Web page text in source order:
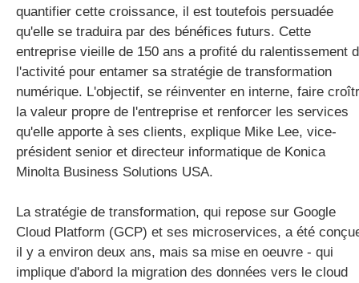
quantifier cette croissance, il est toutefois persuadée
qu'elle se traduira par des bénéfices futurs. Cette
entreprise vieille de 150 ans a profité du ralentissement
l'activité pour entamer sa stratégie de transformation
numérique. L'objectif, se réinventer en interne, faire
la valeur propre de l'entreprise et renforcer les services
qu'elle apporte à ses clients, explique Mike Lee, vice-
président senior et directeur informatique de Konica
Minolta Business Solutions USA.
La stratégie de transformation, qui repose sur Google
Cloud Platform (GCP) et ses microservices, a été
il y a environ deux ans, mais sa mise en oeuvre - qui
implique d'abord la migration des données vers le cloud